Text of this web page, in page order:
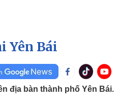
Infographic
Ô tô - Xe máy
Yên Bái
địa bàn thành phố Yên Bái.